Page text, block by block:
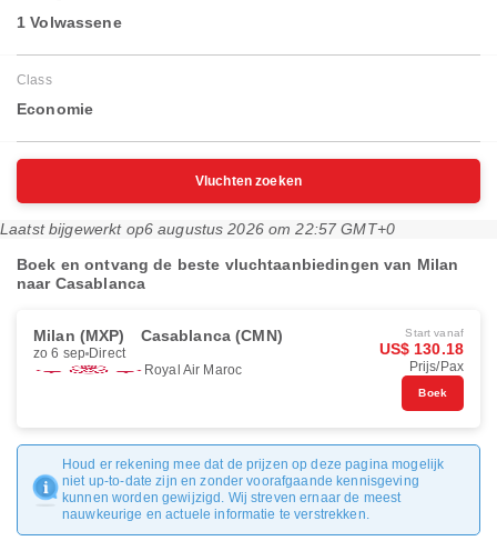
1 Volwassene
Class
Economie
Vluchten zoeken
Laatst bijgewerkt op6 augustus 2026 om 22:57 GMT+0
Boek en ontvang de beste vluchtaanbiedingen van Milan
naar Casablanca
Milan (MXP) Casablanca (CMN)
zo 6 sep Direct
Royal Air Maroc
Start vanaf
US$ 130.18
Prijs/Pax
Boek
Houd er rekening mee dat de prijzen op deze pagina mogelijk
niet up-to-date zijn en zonder voorafgaande kennisgeving
kunnen worden gewijzigd. Wij streven ernaar de meest
nauwkeurige en actuele informatie te verstrekken.